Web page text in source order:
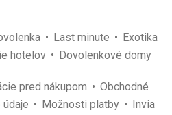
Last minute
Exotika
hotelov Dovolenkové domy
pred nákupom
Obchodné
údaje Možnosti platby
Invia